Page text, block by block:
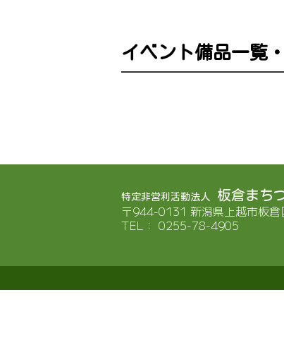
イベント備品一覧・
特定非営利活動法人 板倉まち
〒944-0131 新潟県上越市板倉
TEL： 0255-78-4905